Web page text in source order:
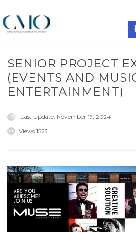
SENIOR PROJECT
(EVENTS AND
ENTERTAINMENT)
Last Update: November 19, 2024
Views 1523